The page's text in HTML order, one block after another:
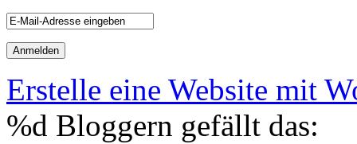
Erstelle eine Website mit
%d Bloggern gefällt das: